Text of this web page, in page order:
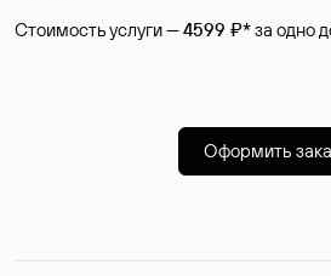
Стоимость услуги —4599 ₽*за одно
Оформить